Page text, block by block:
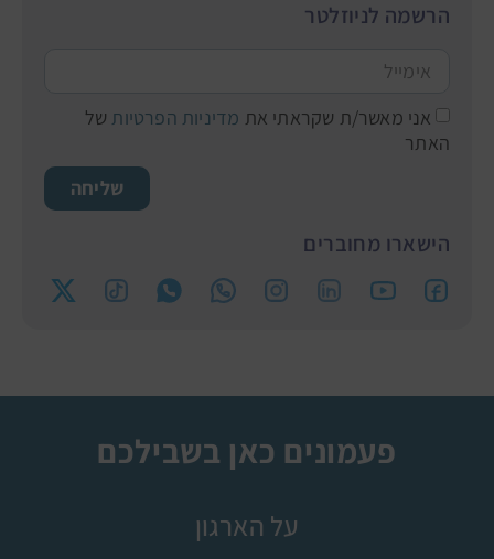
הרשמה לניוזלטר
אני מאשר/ת שקראתי את מדיניות הפרטיות של
האתר
שליחה
הישארו מחוברים
פעמונים כאן בשבילכם
על הארגון